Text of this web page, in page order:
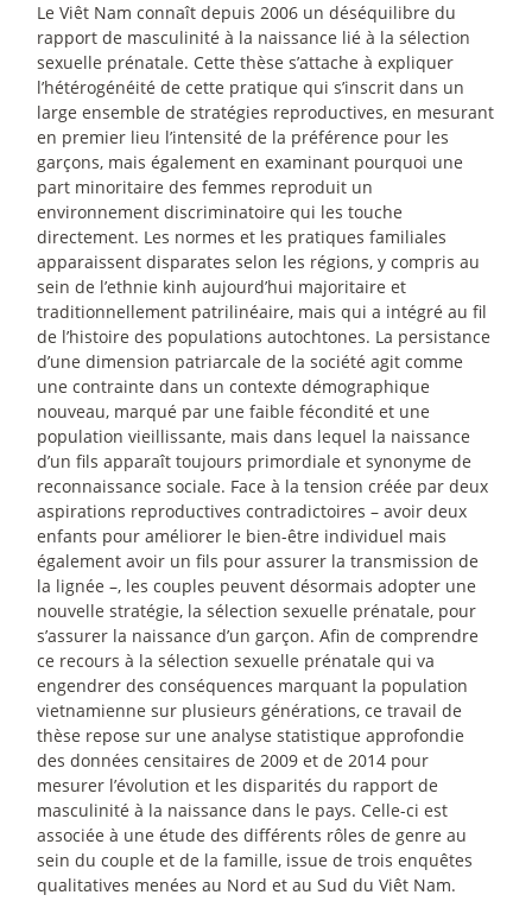
Le Viêt Nam connaît depuis 2006 un déséquilibre du
rapport de masculinité à la naissance lié à la sélection
sexuelle prénatale. Cette thèse s’attache à expliquer
l’hétérogénéité de cette pratique qui s’inscrit dans un
large ensemble de stratégies reproductives, en mesurant
en premier lieu l’intensité de la préférence pour les
garçons, mais également en examinant pourquoi une
part minoritaire des femmes reproduit un
environnement discriminatoire qui les touche
directement. Les normes et les pratiques familiales
apparaissent disparates selon les régions, y compris au
sein de l’ethnie kinh aujourd’hui majoritaire et
traditionnellement patrilinéaire, mais qui a intégré au fil
de l’histoire des populations autochtones. La persistance
d’une dimension patriarcale de la société agit comme
une contrainte dans un contexte démographique
nouveau, marqué par une faible fécondité et une
population vieillissante, mais dans lequel la naissance
d’un fils apparaît toujours primordiale et synonyme de
reconnaissance sociale. Face à la tension créée par deux
aspirations reproductives contradictoires – avoir deux
enfants pour améliorer le bien-être individuel mais
également avoir un fils pour assurer la transmission de
la lignée –, les couples peuvent désormais adopter une
nouvelle stratégie, la sélection sexuelle prénatale, pour
s’assurer la naissance d’un garçon. Afin de comprendre
ce recours à la sélection sexuelle prénatale qui va
engendrer des conséquences marquant la population
vietnamienne sur plusieurs générations, ce travail de
thèse repose sur une analyse statistique approfondie
des données censitaires de 2009 et de 2014 pour
mesurer l’évolution et les disparités du rapport de
masculinité à la naissance dans le pays. Celle-ci est
associée à une étude des différents rôles de genre au
sein du couple et de la famille, issue de trois enquêtes
qualitatives menées au Nord et au Sud du Viêt Nam.